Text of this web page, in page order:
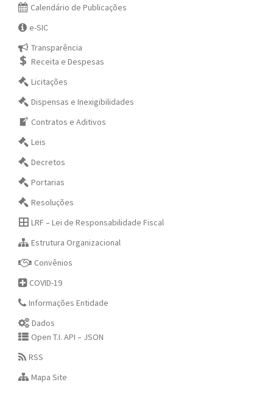
Calendário de Publicações
e-SIC
Transparência
Receita e Despesas
Licitações
Dispensas e Inexigibilidades
Contratos e Aditivos
Leis
Decretos
Portarias
Resoluções
LRF – Lei de Responsabilidade Fiscal
Estrutura Organizacional
Convênios
COVID-19
Informações Entidade
Dados
Open T.I. API – JSON
RSS
Mapa Site